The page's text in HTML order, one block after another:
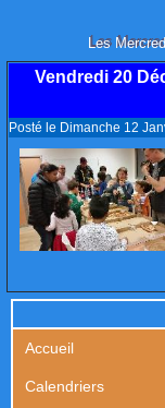
Les
Vendredi 20
Posté le Dimanche 12
Accueil
Calendriers